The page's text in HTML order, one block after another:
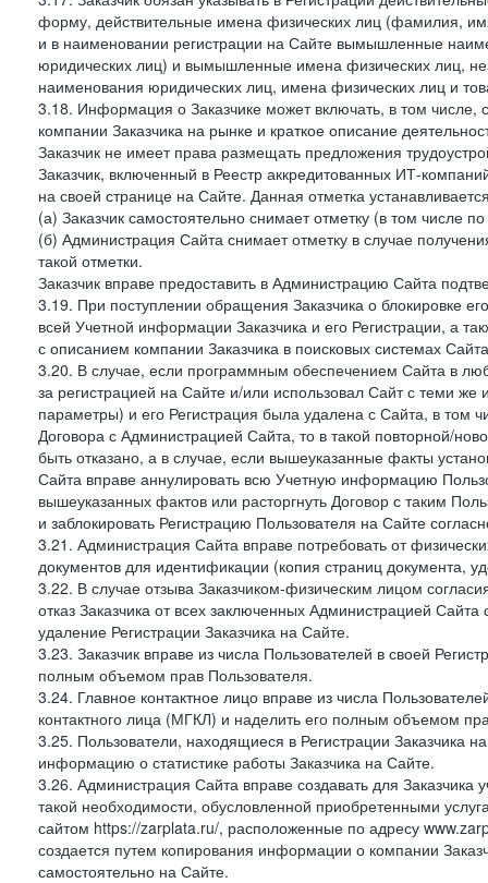
форму, действительные имена физических лиц (фамилия,
и в наименовании регистрации на Сайте вымышленные
юридических лиц) и вымышленные имена физических лиц,
наименования юридических лиц, имена физических лиц и
3.18. Информация о Заказчике может включать, в том
компании Заказчика на рынке и краткое описание
Заказчик не имеет права размещать предложения
Заказчик, включенный в Реестр аккредитованных ИТ-
на своей странице на Сайте. Данная отметка
(а) Заказчик самостоятельно снимает отметку (в том числе
(б) Администрация Сайта снимает отметку в случае
такой отметки.
Заказчик вправе предоставить в Администрацию Сайта
3.19. При поступлении обращения Заказчика о блокировке
всей Учетной информации Заказчика и его Регистрации, а
с описанием компании Заказчика в поисковых системах
3.20. В случае, если программным обеспечением Сайта в
за регистрацией на Сайте и/или использовал Сайт с теми
параметры) и его Регистрация была удалена с Сайта, в том
Договора с Администрацией Сайта, то в такой повторной/
быть отказано, а в случае, если вышеуказанные факты
Сайта вправе аннулировать всю Учетную информацию
вышеуказанных фактов или расторгнуть Договор с таким
и заблокировать Регистрацию Пользователя на Сайте
3.21. Администрация Сайта вправе потребовать от
документов для идентификации (копия страниц документа,
3.22. В случае отзыва Заказчиком-физическим лицом
отказ Заказчика от всех заключенных Администрацией
удаление Регистрации Заказчика на Сайте.
3.23. Заказчик вправе из числа Пользователей в своей
полным объемом прав Пользователя.
3.24. Главное контактное лицо вправе из числа
контактного лица (МГКЛ) и наделить его полным объемом
3.25. Пользователи, находящиеся в Регистрации Заказчика
информацию о статистике работы Заказчика на Сайте.
3.26. Администрация Сайта вправе создавать для
такой необходимости, обусловленной приобретенными
сайтом https://zarplata.ru/, расположенные по адресу
создается путем копирования информации о компании
самостоятельно на Сайте.